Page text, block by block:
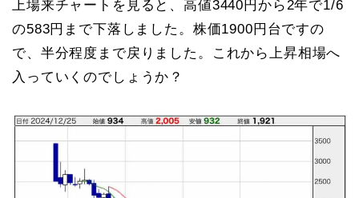
上場来チャートを見ると、高値3440円から2年で1/6
の583円まで下落しました。株価1900円台ですの
で、半分程度まで戻りました。これから上昇相場へ
入っていくのでしょうか？